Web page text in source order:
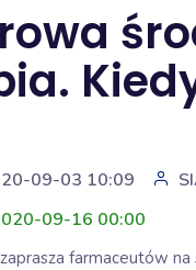
09-03 10:09
09-16 00:00
farmaceutów